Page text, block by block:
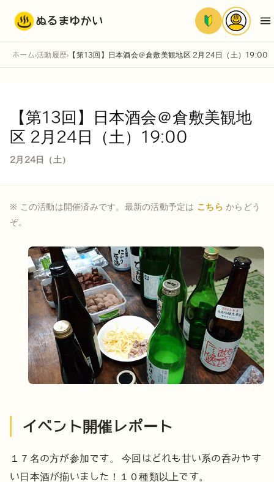
ぬるまゆかい
ホーム ›活動履歴› 【第13回】日本酒会＠倉敷美観地区 2月24日（土）19:00
【第13回】日本酒会＠倉敷美観地
区 2月24日（土）19:00
2月24日（土）
※ この活動は開催済みです。最新の活動予定は こちら からどう
ぞ。
イベント開催レポート
１７名の方が参加です。
今回はどれも甘い系の呑みやす
い日本酒が揃いました！１０種類以上です。